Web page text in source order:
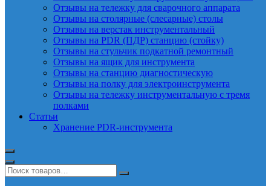
Отзывы на тележку для сварочного аппарата
Отзывы на столярные (слесарные) столы
Отзывы на верстак инструментальный
Отзывы на PDR (ПДР) станцию (стойку)
Отзывы на стульчик подкатной ремонтный
Отзывы на ящик для инструмента
Отзывы на станцию диагностическую
Отзывы на полку для электроинструмента
Отзывы на тележку инструментальную с тремя
полками
Статьи
Хранение PDR-инструмента